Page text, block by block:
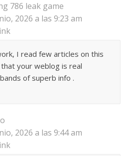
786 leak game
2026 a las 9:23 am
I read few articles on this
your weblog is real
of superb info .
2026 a las 9:44 am